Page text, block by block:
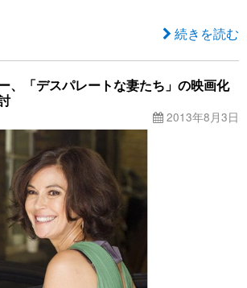
続きを読む
、「デスパレートな妻たち」の映画化
2013年8月3日